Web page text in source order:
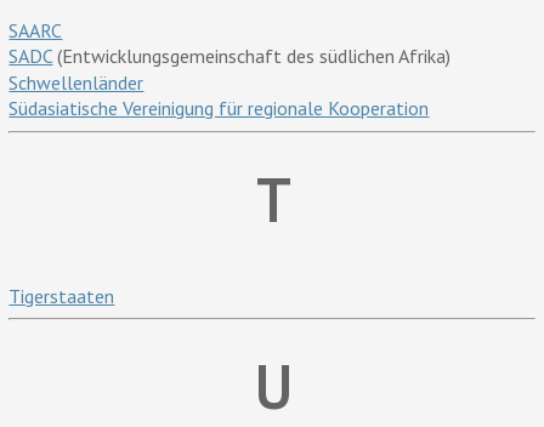
SAARC
SADC (Entwicklungsgemeinschaft des südlichen Afrika)
Schwellenländer
Südasiatische Vereinigung für regionale Kooperation
T
Tigerstaaten
U